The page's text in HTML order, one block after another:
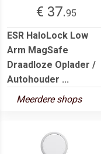
€ 37.95
ESR HaloLock Low
Arm MagSafe
Draadloze Oplader /
Autohouder ...
Meerdere shops